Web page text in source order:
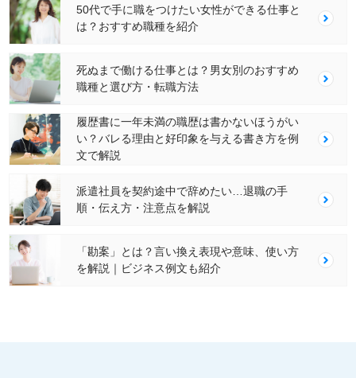
50代で手に職をつけたい女性ができる仕事と
は？おすすめ職種を紹介
死ぬまで働ける仕事とは？男女別のおすすめ
職種と選び方・転職方法
履歴書に一年未満の職歴は書かないほうがい
い？バレる理由と好印象を与える書き方を例
文で解説
派遣社員を契約途中で辞めたい…退職の手
順・伝え方・注意点を解説
「勘案」とは？言い換え表現や意味、使い方
を解説｜ビジネス例文も紹介